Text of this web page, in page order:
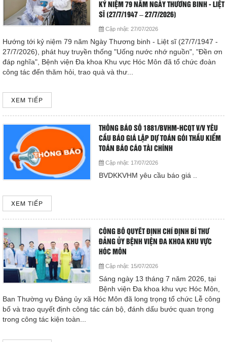
KỶ NIỆM 79 NĂM NGÀY THƯƠNG BINH - LIỆT
SĨ (27/7/1947 – 27/7/2026)
Cập nhật: 27/07/2026
Hướng tới kỷ niệm 79 năm Ngày Thương binh - Liệt sĩ (27/7/1947 -
27/7/2026), phát huy truyền thống "Uống nước nhớ nguồn", "Đền ơn
đáp nghĩa", Bệnh viện Đa khoa Khu vực Hóc Môn đã tổ chức đoàn
công tác đến thăm hỏi, trao quà và thư...
XEM TIẾP
THÔNG BÁO SỐ 1881/BVHM-HCQT V/V YÊU
CẦU BÁO GIÁ LẬP DỰ TOÁN GÓI THẦU KIỂM
TOÁN BÁO CÁO TÀI CHÍNH
Cập nhật: 17/07/2026
BVDKKVHM yêu cầu báo giá ..
XEM TIẾP
CÔNG BỐ QUYẾT ĐỊNH CHỈ ĐỊNH BÍ THƯ
ĐẢNG ỦY BỆNH VIỆN ĐA KHOA KHU VỰC
HÓC MÔN
Cập nhật: 15/07/2026
Sáng ngày 13 tháng 7 năm 2026, tại
Bệnh viện Đa khoa khu vực Hóc Môn,
Ban Thường vụ Đảng ủy xã Hóc Môn đã long trọng tổ chức Lễ công
bố và trao quyết định công tác cán bộ, đánh dấu bước quan trọng
trong công tác kiện toàn...
Cấp cứu (24/24)
(08) 3710 1445
Email
bvdkhocmon@gmail.com
support@bvdkhocmon.com
COPYRIGHT 2015. ALL RIGHTS RESERVED